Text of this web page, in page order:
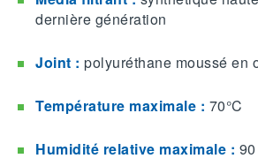
dernière génération
Joint : polyuréthane moussé en
Température maximale : 70°C
Humidité relative maximale :